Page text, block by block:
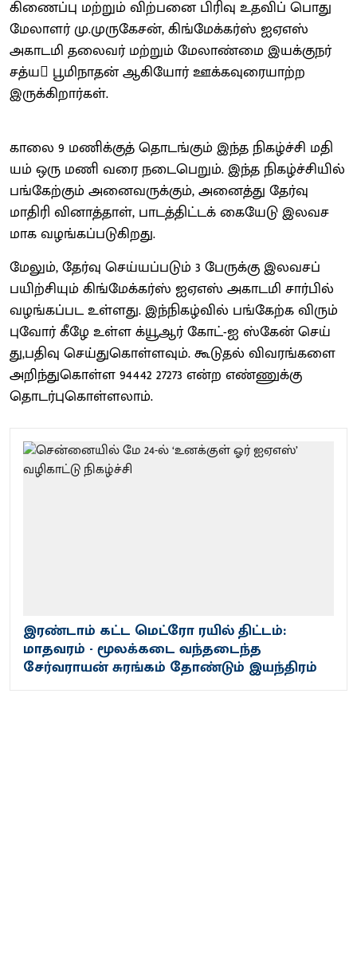
கிணைப்பு மற்​றும் விற்​பனை பிரிவு உதவிப் பொது​
மேலா​ளர் மு.​முரு​கேசன், கிங்மேக்கர்ஸ் ஐஏஎஸ்
அகாடமி தலை​வர் மற்​றும் மேலாண்மை இயக்​குநர்
சத்ய பூமி​நாதன் ஆகியோர் ஊக்​க​வுரை​யாற்ற
இருக்கிறார்​கள்.
காலை 9 மணிக்​குத் தொடங்​கும் இந்த நிகழ்ச்சி மதி​
யம் ஒரு மணி வரை நடை​பெறும். இந்த நிகழ்ச்​சி​யில்
பங்​கேற்​கும் அனைவருக்கும், அனைத்து தேர்வு
மாதிரி வினாத்​தாள், பாடத்திட்டக் கையேடு இலவச​
மாக வழங்​கப்​படு​கிறது.
மேலும், தேர்வு செய்​யப்​படும் 3 பேருக்கு இலவசப்
பயிற்​சி​யும் கிங்​மேக்​கர்ஸ் ஐஏஎஸ் அகாடமி சார்​பில்
வழங்​கப்பட உள்​ளது. இந்​நிகழ்​வில் பங்​கேற்க விரும்​
புவோர் கீழே உள்ள க்யூஆர் கோட்-ஐ ஸ்கேன் செய்​
து,பதிவு செய்​து​கொள்​ள​வும். கூடு​தல் விவரங்​களை
அறிந்​து​கொள்ள 94442 27273 என்ற எண்​ணுக்கு
தொடர்​பு​கொள்ளலாம்​.
இரண்டாம் கட்ட மெட்ரோ ரயில் திட்டம்:
மாதவரம் - மூலக்கடை வந்தடைந்த
சேர்வராயன் சுரங்கம் தோண்டும் இயந்திரம்